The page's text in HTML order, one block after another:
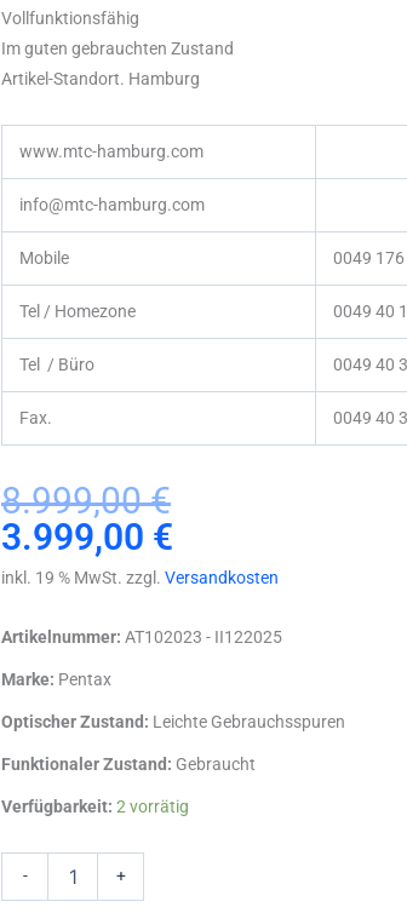
Vollfunktionsfähig
Im guten gebrauchten Zustand
Artikel-Standort. Hamburg
www.mtc-hamburg.com
info@mtc-hamburg.com
Mobile 0049
Tel / Homezone 0049 40
Tel / Büro 0049 40
Fax. 0049 40
8.999,00€
Ursprünglicher
Preis
war:
3.999,00 €
Aktueller
Preis
ist:
inkl. 19 % MwSt. zzgl. Versandkosten
Artikelnummer: AT102023 - II122025
Marke: Pentax
Optischer Zustand: Leichte Gebrauchsspuren
Funktionaler Zustand: Gebraucht
Verfügbarkeit: 2 vorrätig
-
Pentax
3490TFi
HD+
Videokoloskop
+